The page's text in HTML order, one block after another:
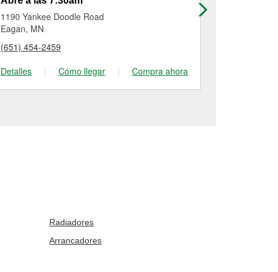
1190 Yankee Doodle Road
Eagan, MN
(651) 454-2459
Detalles
| Cómo llegar | Compra ahora
Radiadores
Arrancadores